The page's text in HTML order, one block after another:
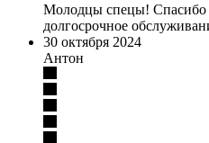
Молодцы спецы! Спасибо
долгосрочное
30 октября 2024
Антон